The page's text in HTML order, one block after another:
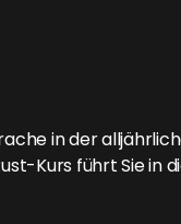
in der
Kurs führt Sie in